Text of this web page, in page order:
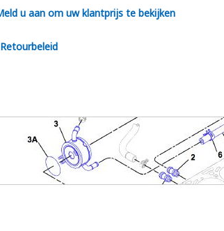
u aan om uw klantprijs te bekijken
Retourbeleid